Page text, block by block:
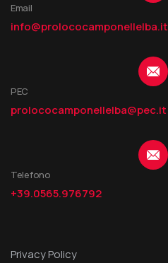
Email
info@prolococamponellelba.it
PEC
prolococamponellelba@pec.it
Telefono
+39.0565.976792
Privacy Policy